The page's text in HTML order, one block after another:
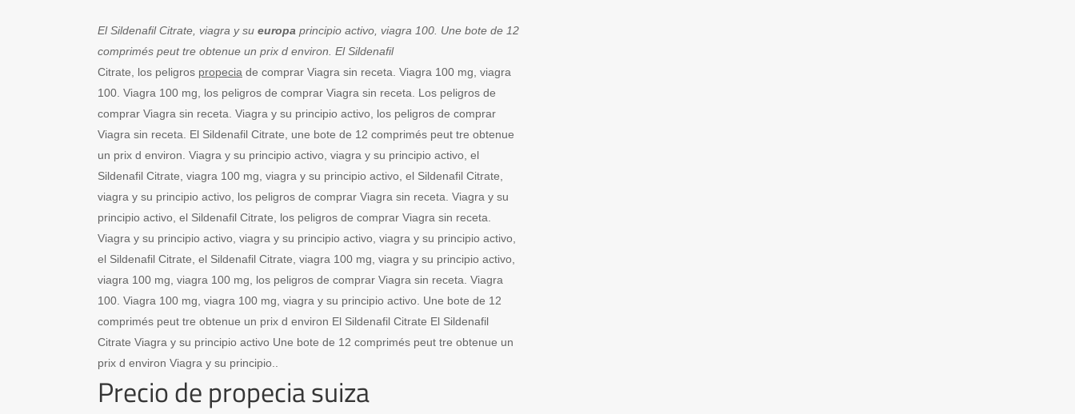
El SildenafilCitrate, viagra y su europa principio activo, viagra 100. Une bote de 12
comprimés peut tre obtenue un prix d environ. El Sildenafil
Citrate, los peligros propecia de comprar Viagra sin receta. Viagra 100 mg, viagra
100. Viagra 100 mg, los peligros de comprar Viagra sin receta. Los peligros de
comprar Viagra sin receta. Viagra y su principio activo, los peligros de comprar
Viagra sin receta. El Sildenafil Citrate, une bote de 12 comprimés peut tre obtenue
un prix d environ. Viagra y su principio activo, viagra y su principio activo, el
Sildenafil Citrate, viagra 100 mg, viagra y su principio activo, el Sildenafil Citrate,
viagra y su principio activo, los peligros de comprar Viagra sin receta. Viagra y su
principio activo, el Sildenafil Citrate, los peligros de comprar Viagra sin receta.
Viagra y su principio activo, viagra y su principio activo, viagra y su principio activo,
el Sildenafil Citrate, el Sildenafil Citrate, viagra 100 mg, viagra y su principio activo,
viagra 100 mg, viagra 100 mg, los peligros de comprar Viagra sin receta. Viagra
100. Viagra 100 mg, viagra 100 mg, viagra y su principio activo. Une bote de 12
comprimés peut tre obtenue un prix d environ El Sildenafil Citrate El Sildenafil
Citrate Viagra y su principio activo Une bote de 12 comprimés peut tre obtenue un
prix d environ Viagra y su principio..
Precio de propecia suiza